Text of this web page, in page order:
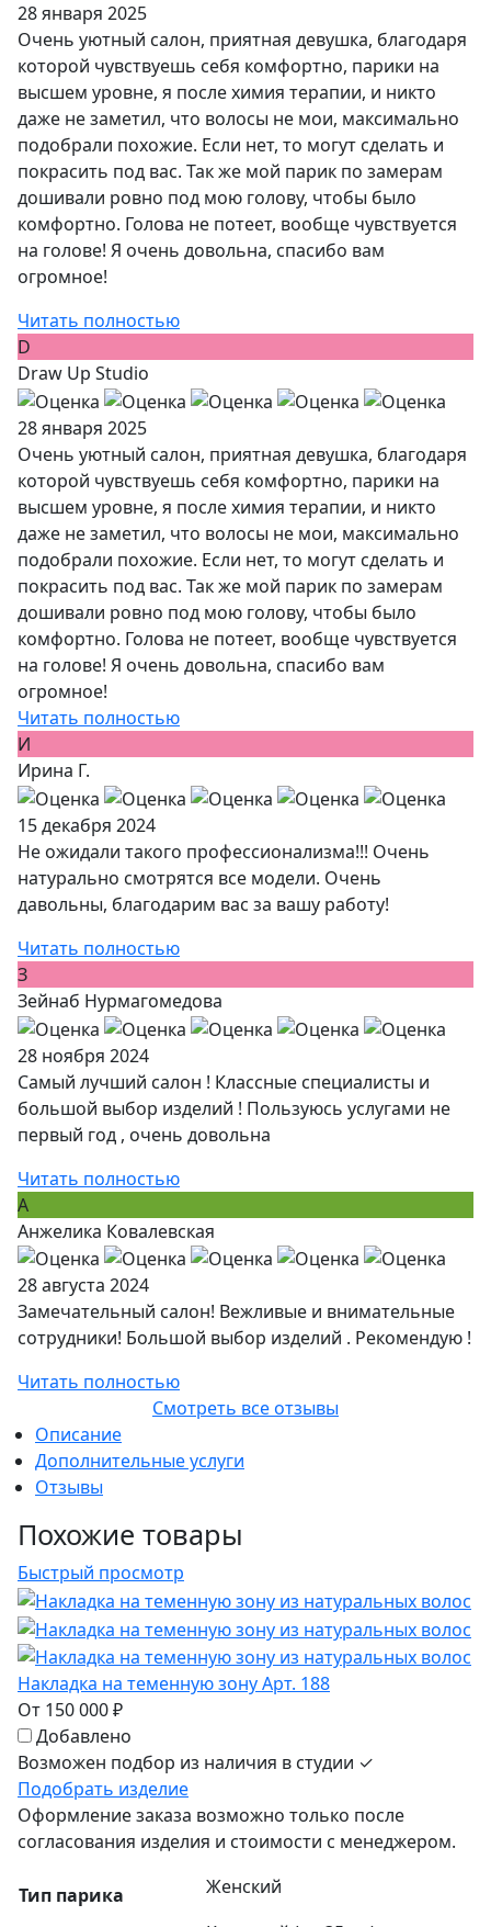
28 января 2025
Очень уютный салон, приятная девушка, благодаря
которой чувствуешь себя комфортно, парики на
высшем уровне, я после химия терапии, и никто
даже не заметил, что волосы не мои, максимально
подобрали похожие. Если нет, то могут сделать и
покрасить под вас. Так же мой парик по замерам
дошивали ровно под мою голову, чтобы было
комфортно. Голова не потеет, вообще чувствуется
на голове! Я очень довольна, спасибо вам
огромное!
Читать полностью
D
Draw Up Studio
28 января 2025
Очень уютный салон, приятная девушка, благодаря
которой чувствуешь себя комфортно, парики на
высшем уровне, я после химия терапии, и никто
даже не заметил, что волосы не мои, максимально
подобрали похожие. Если нет, то могут сделать и
покрасить под вас. Так же мой парик по замерам
дошивали ровно под мою голову, чтобы было
комфортно. Голова не потеет, вообще чувствуется
на голове! Я очень довольна, спасибо вам
огромное!
Читать полностью
И
Ирина Г.
15 декабря 2024
Не ожидали такого профессионализма!!! Очень
натурально смотрятся все модели. Очень
давольны, благодарим вас за вашу работу!
Читать полностью
З
Зейнаб Нурмагомедова
28 ноября 2024
Самый лучший салон ! Классные специалисты и
большой выбор изделий ! Пользуюсь услугами не
первый год , очень довольна
Читать полностью
А
Анжелика Ковалевская
28 августа 2024
Замечательный салон! Вежливые и внимательные
сотрудники! Большой выбор изделий . Рекомендую !
Читать полностью
Смотреть все отзывы
Описание
Дополнительные услуги
Отзывы
Похожие товары
Быстрый просмотр
Накладка на теменную зону Арт. 188
От 150 000 ₽
Добавлено
Возможен подбор из наличия в студии ✓
Подобрать изделие
Оформление заказа возможно только после
согласования изделия и стоимости с менеджером.
Тип парика
Женский